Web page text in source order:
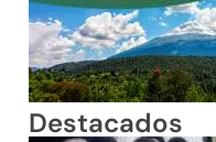
Destacados